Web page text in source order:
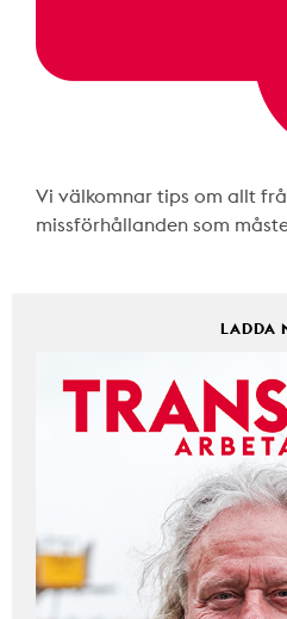
Vi välkomnar tips om allt
missförhållanden som
LADDA